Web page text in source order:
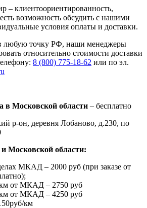
– клиентоориентированность,
возможность обсудить с нашими
условия оплаты и доставки.
любую точку РФ, наши менеджеры
относительно стоимости доставки
8 (800) 775-18-62 или по эл.
в Московской области – бесплатно
р-он, деревня Лобаново, д.230, по
Московской области:
МКАД – 2000 руб (при заказе от
км от МКАД – 2750 руб
км от МКАД – 4250 руб
км